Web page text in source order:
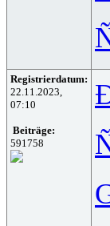
Registrierdatum:
22.11.2023,
07:10
Beiträge:
591758